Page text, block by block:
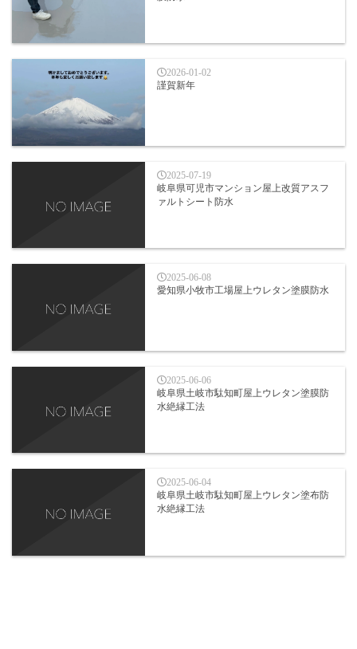
2026-01-02
謹賀新年
2025-07-19
岐阜県可児市マンション屋上改質アスフ
ァルトシート防水
2025-06-08
愛知県小牧市工場屋上ウレタン塗膜防水
2025-06-06
岐阜県土岐市駄知町屋上ウレタン塗膜防
水絶縁工法
2025-06-04
岐阜県土岐市駄知町屋上ウレタン塗布防
水絶縁工法